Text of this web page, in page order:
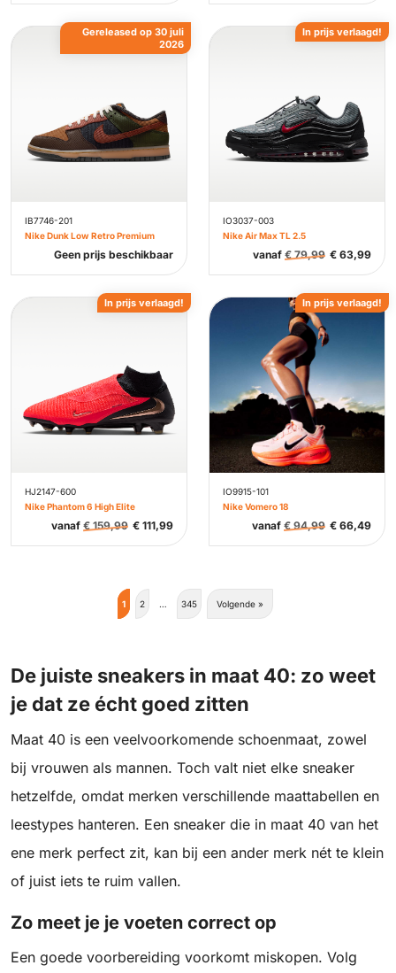
IB7746-201
Nike Dunk Low Retro Premium
Geen prijs beschikbaar
Gereleased op 30 juli
2026
IO3037-003
Nike Air Max TL 2.5
vanaf €79,99 € 63,99
In prijs verlaagd!
HJ2147-600
Nike Phantom 6 High Elite
vanaf €159,99 € 111,99
In prijs verlaagd!
IO9915-101
Nike Vomero 18
vanaf €94,99 € 66,49
In prijs verlaagd!
1 2 … 345 Volgende »
De juiste sneakers in maat 40: zo weet
je dat ze écht goed zitten
Maat 40 is een veelvoorkomende schoenmaat, zowel
bij vrouwen als mannen. Toch valt niet elke sneaker
hetzelfde, omdat merken verschillende maattabellen en
leestypes hanteren. Een sneaker die in maat 40 van het
ene merk perfect zit, kan bij een ander merk nét te klein
of juist iets te ruim vallen.
Zo meet je je voeten correct op
Een goede voorbereiding voorkomt miskopen. Volg